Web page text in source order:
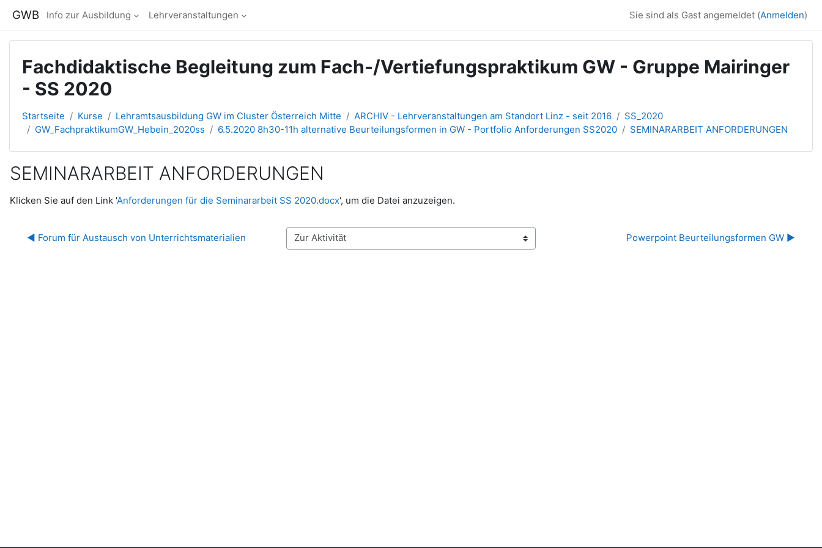
GWB Info zur Ausbildung Lehrveranstaltungen Sie sind als Gast angemeldet (Anmelden)
Fachdidaktische Begleitung zum Fach-/Vertiefungspraktikum GW - Gruppe Mairinger
- SS 2020
Startseite Kurse Lehramtsausbildung GW im Cluster Österreich Mitte ARCHIV - Lehrveranstaltungen am Standort Linz - seit 2016
SS_2020
GW_FachpraktikumGW_Hebein_2020ss
6.5.2020 8h30-11h alternative Beurteilungsformen in GW - Portfolio Anforderungen SS2020 SEMINARARBEIT ANFORDERUNGEN
SEMINARARBEIT ANFORDERUNGEN
Abschlussbedingungen
Klicken Sie auf den Link 'Anforderungen für die Seminararbeit SS 2020.docx', um die Datei anzuzeigen.
◀︎ Forum für Austausch von Unterrichtsmaterialien Zur Aktivität Powerpoint Beurteilungsformen GW ▶︎